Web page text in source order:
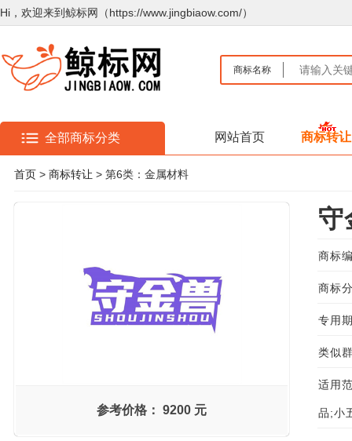
Hi，欢迎来到鲸标网（https://www.jingbiaow.com/）
商标名称
全部商标分类 网站首页 商标转让
首页 > 商标转让 > 第6类：金属材料
参考价格： 9200 元
守
商标
商标
专用
类似
适用
品;小